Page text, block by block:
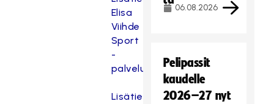
Elisa
Viihde
Sport
-
palvelusta.
Lisätietoja
06.08.2026
Pelipassit
kaudelle
2026–27 nyt